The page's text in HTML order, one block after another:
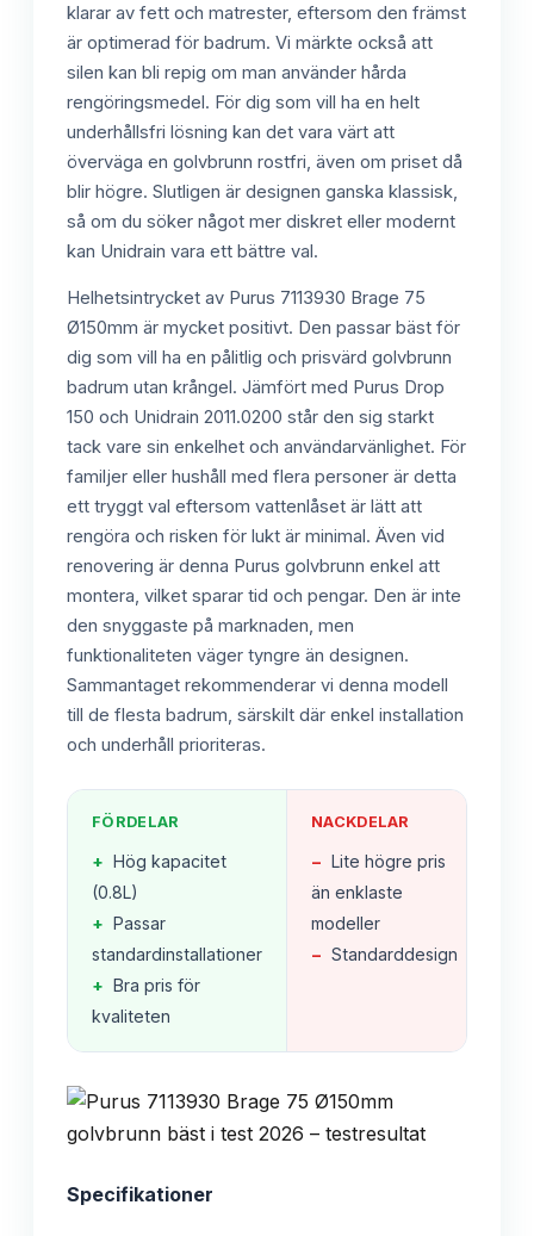
klarar av fett och matrester, eftersom den främst
är optimerad för badrum. Vi märkte också att
silen kan bli repig om man använder hårda
rengöringsmedel. För dig som vill ha en helt
underhållsfri lösning kan det vara värt att
överväga en golvbrunn rostfri, även om priset då
blir högre. Slutligen är designen ganska klassisk,
så om du söker något mer diskret eller modernt
kan Unidrain vara ett bättre val.
Helhetsintrycket av Purus 7113930 Brage 75
Ø150mm är mycket positivt. Den passar bäst för
dig som vill ha en pålitlig och prisvärd golvbrunn
badrum utan krångel. Jämfört med Purus Drop
150 och Unidrain 2011.0200 står den sig starkt
tack vare sin enkelhet och användarvänlighet. För
familjer eller hushåll med flera personer är detta
ett tryggt val eftersom vattenlåset är lätt att
rengöra och risken för lukt är minimal. Även vid
renovering är denna Purus golvbrunn enkel att
montera, vilket sparar tid och pengar. Den är inte
den snyggaste på marknaden, men
funktionaliteten väger tyngre än designen.
Sammantaget rekommenderar vi denna modell
till de flesta badrum, särskilt där enkel installation
och underhåll prioriteras.
FÖRDELAR
+ Hög kapacitet
(0.8L)
+ Passar
standardinstallationer
+ Bra pris för
kvaliteten
NACKDELAR
− Lite högre pris
än enklaste
modeller
− Standarddesign
Specifikationer